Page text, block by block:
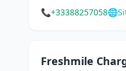
📞+33388257058🌐
Freshmile